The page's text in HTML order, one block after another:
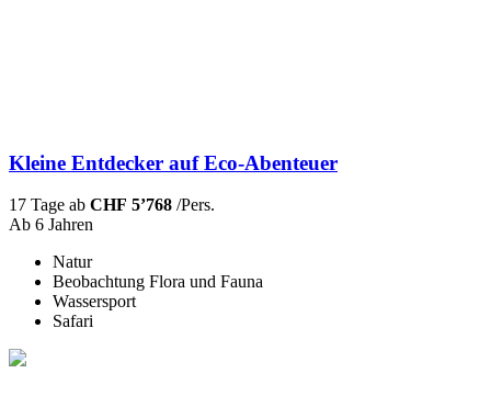
Kleine Entdecker auf Eco-Abenteuer
17 Tage ab CHF 5’768 /Pers.
Ab 6 Jahren
Natur
Beobachtung Flora und Fauna
Wassersport
Safari